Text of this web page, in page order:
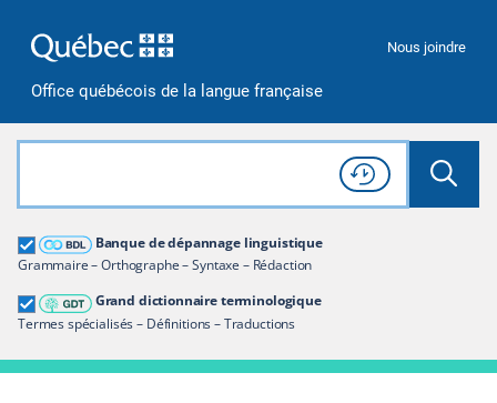
Office québécois de la langue française
Nous joindre
Rechercher dans tout le site
Lancer
Consulter l'
Historique
de recherche
Banque de dépannage linguistique
Grammaire – Orthographe – Syntaxe – Rédaction
Grand dictionnaire terminologique
Termes spécialisés – Définitions – Traductions
Grand dictionnaire terminologique
Restreindre aux termes